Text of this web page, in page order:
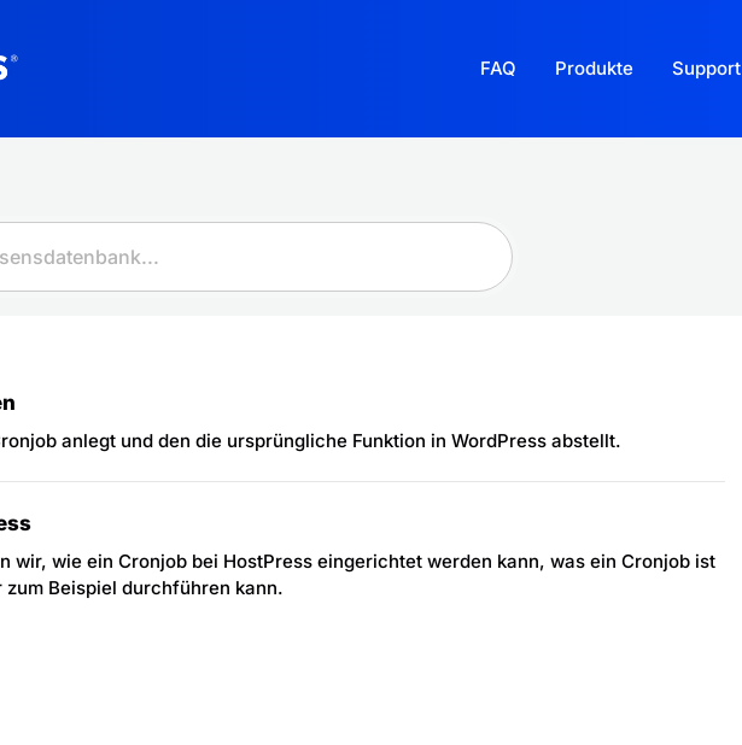
FAQ Produkte Support
anlegt und den die ursprüngliche Funktion in WordPress abstellt.
wir, wie ein Cronjob bei HostPress eingerichtet werden kann, was ein Cronjob ist
Beispiel durchführen kann.